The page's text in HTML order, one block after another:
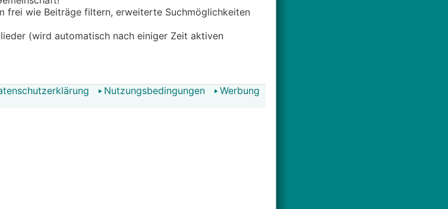
frei wie Beiträge filtern, erweiterte Suchmöglichkeiten
(wird automatisch nach einiger Zeit aktiven
Nutzungsbedingungen Werbung